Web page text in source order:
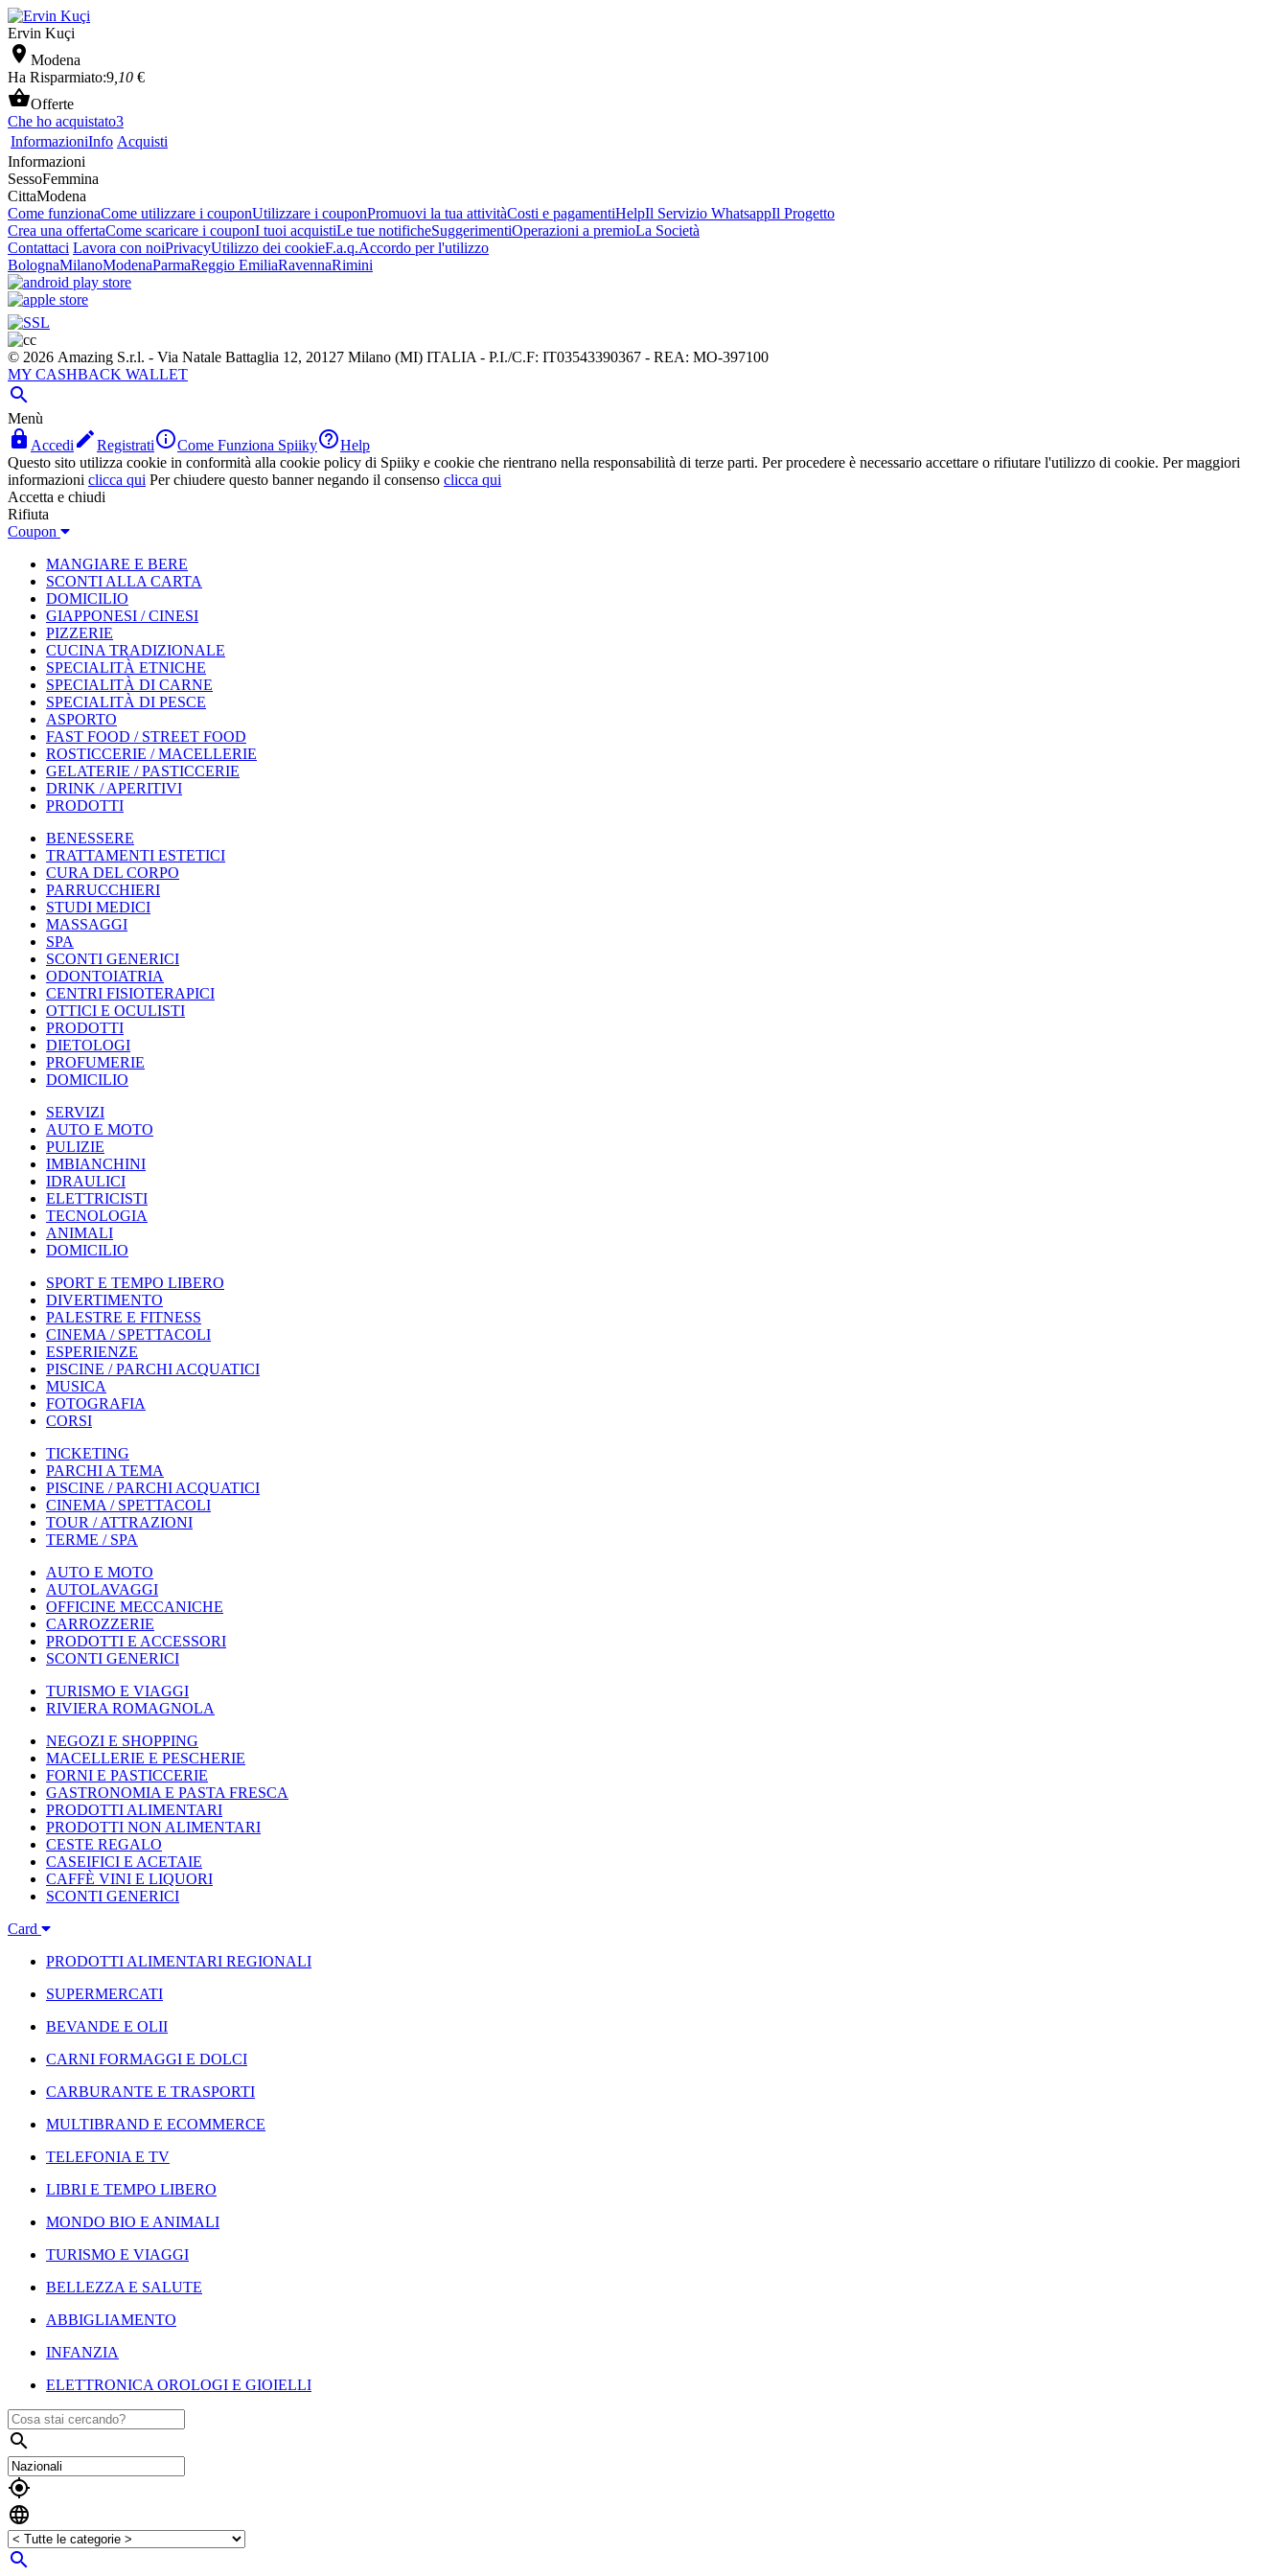
Ervin Kuçi
 Modena
Ha Risparmiato:9 ,10 €
Offerte
Che ho acquistato3
InformazioniInfo Acquisti
Informazioni
SessoFemmina
CittaModena
Come funzionaCome utilizzare i couponUtilizzare i couponPromuovi la tua attivitàCosti e pagamentiHelpIl Servizio WhatsappIl Progetto
Crea una offertaCome scaricare i couponI tuoi acquistiLe tue notificheSuggerimentiOperazioni a premioLa Società
Contattaci Lavora con noiPrivacyUtilizzo dei cookieF.a.q.Accordo per l'utilizzo
BolognaMilanoModenaParmaReggio EmiliaRavennaRimini
© 2026 Amazing S.r.l. - Via Natale Battaglia 12, 20127 Milano (MI) ITALIA - P.I./C.F: IT03543390367 - REA: MO-397100
MY CASHBACK WALLET

Menù
 Accedi RegistratiCome Funziona SpiikyHelp
Questo sito utilizza cookie in conformità alla cookie policy di Spiiky e cookie che rientrano nella responsabilità di terze parti. Per procedere è necessario accettare o rifiutare l'utilizzo di cookie. Per maggiori
informazioni clicca qui Per chiudere questo banner negando il consenso clicca qui
Accetta e chiudi
Rifiuta
Coupon
MANGIARE E BERE
SCONTI ALLA CARTA
DOMICILIO
GIAPPONESI / CINESI
PIZZERIE
CUCINA TRADIZIONALE
SPECIALITÀ ETNICHE
SPECIALITÀ DI CARNE
SPECIALITÀ DI PESCE
ASPORTO
FAST FOOD / STREET FOOD
ROSTICCERIE / MACELLERIE
GELATERIE / PASTICCERIE
DRINK / APERITIVI
PRODOTTI
BENESSERE
TRATTAMENTI ESTETICI
CURA DEL CORPO
PARRUCCHIERI
STUDI MEDICI
MASSAGGI
SPA
SCONTI GENERICI
ODONTOIATRIA
CENTRI FISIOTERAPICI
OTTICI E OCULISTI
PRODOTTI
DIETOLOGI
PROFUMERIE
DOMICILIO
SERVIZI
AUTO E MOTO
PULIZIE
IMBIANCHINI
IDRAULICI
ELETTRICISTI
TECNOLOGIA
ANIMALI
DOMICILIO
SPORT E TEMPO LIBERO
DIVERTIMENTO
PALESTRE E FITNESS
CINEMA / SPETTACOLI
ESPERIENZE
PISCINE / PARCHI ACQUATICI
MUSICA
FOTOGRAFIA
CORSI
TICKETING
PARCHI A TEMA
PISCINE / PARCHI ACQUATICI
CINEMA / SPETTACOLI
TOUR / ATTRAZIONI
TERME / SPA
AUTO E MOTO
AUTOLAVAGGI
OFFICINE MECCANICHE
CARROZZERIE
PRODOTTI E ACCESSORI
SCONTI GENERICI
TURISMO E VIAGGI
RIVIERA ROMAGNOLA
NEGOZI E SHOPPING
MACELLERIE E PESCHERIE
FORNI E PASTICCERIE
GASTRONOMIA E PASTA FRESCA
PRODOTTI ALIMENTARI
PRODOTTI NON ALIMENTARI
CESTE REGALO
CASEIFICI E ACETAIE
CAFFÈ VINI E LIQUORI
SCONTI GENERICI
Card
PRODOTTI ALIMENTARI REGIONALI
SUPERMERCATI
BEVANDE E OLII
CARNI FORMAGGI E DOLCI
CARBURANTE E TRASPORTI
MULTIBRAND E ECOMMERCE
TELEFONIA E TV
LIBRI E TEMPO LIBERO
MONDO BIO E ANIMALI
TURISMO E VIAGGI
BELLEZZA E SALUTE
ABBIGLIAMENTO
INFANZIA
ELETTRONICA OROLOGI E GIOIELLI



